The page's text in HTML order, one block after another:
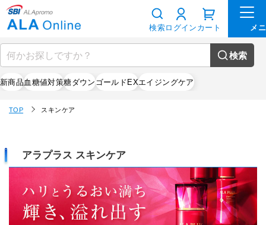
検索
新商品血糖値対策糖ダウンゴールドEXエイジングケア
検索ログイン カート
TOP スキンケア
アラプラス スキンケア